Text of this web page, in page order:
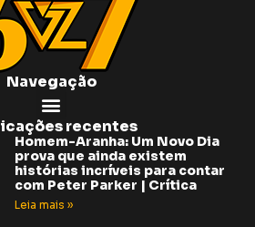
Navegação
recentes
Homem-Aranha: Um Novo Dia
prova que ainda existem
histórias incríveis para contar
com Peter Parker | Crítica
Leia mais »